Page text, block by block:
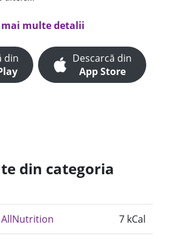
multe detalii
din
Descarcă din
App Store
din categoria
AllNutrition 7 kCal